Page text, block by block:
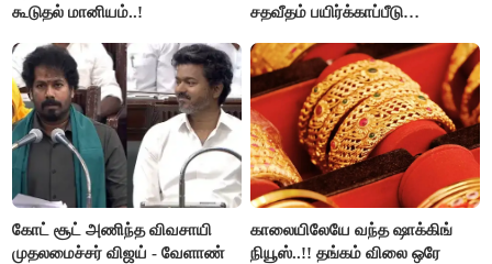
கூடுதல் மானியம்..!
சதவீதம் பயிர்க்காப்பீடு
வினோத்..!
கோட் சூட் அணிந்த விவசாயி
முதலமைச்சர் விஜய் - வேளாண்
காலையிலேயே வந்த ஷாக்கிங்
நியூஸ்..!! தங்கம் விலை ஒரே